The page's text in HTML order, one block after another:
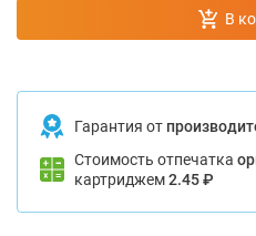
В
Гарантия от
Стоимость отпечатка
картриджем2.45 ₽